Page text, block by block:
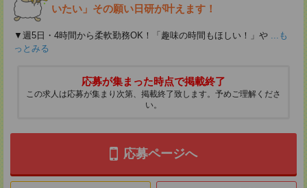
いたい」その願い日研が叶えます！
▼週5日・4時間から柔軟勤務OK！「趣味の時間もほしい！」や ...も
っとみる
応募が集まった時点で掲載終了
この求人は応募が集まり次第、掲載終了致します。予めご理解くださ
い。
応募ページへ